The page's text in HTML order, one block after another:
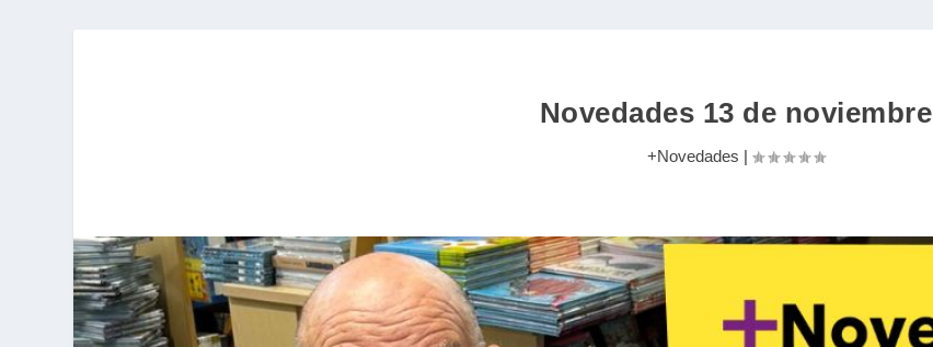
Novedades 13 de noviembre
+Novedades |